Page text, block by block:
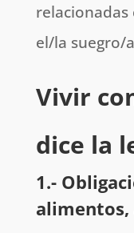
relacionadas
el/la suegro/
Vivir
dice la
1.-
alimentos,